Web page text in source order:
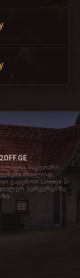
საკუთარი
მხოლოდ
გაეცნოთ Lineage 2-
სერვერებზე